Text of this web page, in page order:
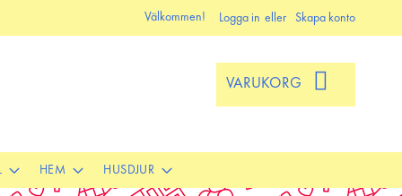
Välkommen! Logga in Skapa konto
VARUKORG
HEM HUSDJUR